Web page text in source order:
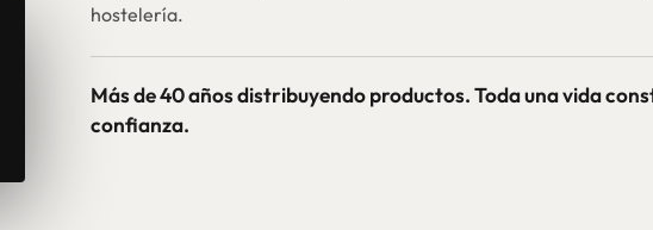
hostelería.
Más de 40 años distribuyendo productos. Toda una vida
confianza.